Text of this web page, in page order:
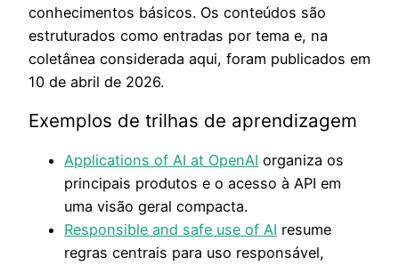
conhecimentos básicos. Os conteúdos são
estruturados como entradas por tema e, na
coletânea considerada aqui, foram publicados em
10 de abril de 2026.
Exemplos de trilhas de aprendizagem
Applications of AI at OpenAI organiza os
principais produtos e o acesso à API em
uma visão geral compacta.
Responsible and safe use of AI resume
regras centrais para uso responsável,